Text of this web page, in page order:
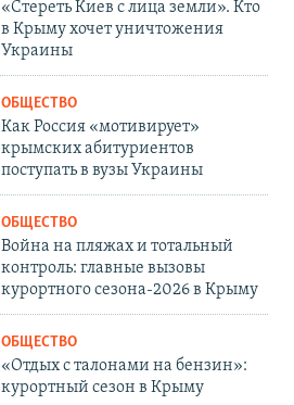
«Стереть Киев с лица земли». Кто
в Крыму хочет уничтожения
Украины
ОБЩЕСТВО
Как Россия «мотивирует»
крымских абитуриентов
поступать в вузы Украины
ОБЩЕСТВО
Война на пляжах и тотальный
контроль: главные вызовы
курортного сезона-2026 в Крыму
ОБЩЕСТВО
«Отдых с талонами на бензин»:
курортный сезон в Крыму